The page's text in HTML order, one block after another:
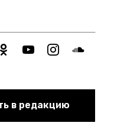
youtubeinstagramsoundcloud
в редакцию